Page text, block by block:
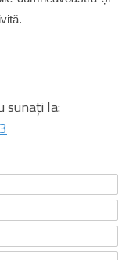
sunați la: